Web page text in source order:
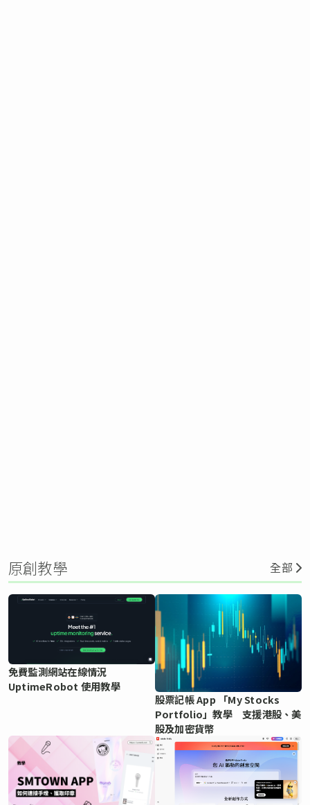
原創教學 全部
免費監測網站在線情況
UptimeRobot 使用教學
股票記帳 App 「My Stocks
Portfolio」教學 支援港股、美
股及加密貨幣